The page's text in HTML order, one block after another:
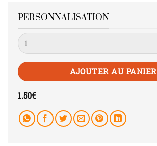
PERSONNALISATION
Quantité
AJOUTER AU PANIER
1.50€